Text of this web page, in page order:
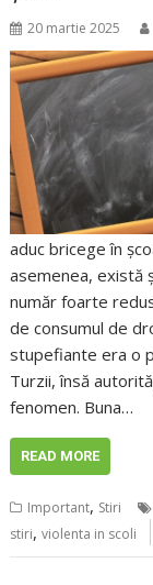
20 martie 2025
aduc bricege în
asemenea, există
număr foarte
de consumul de
stupefiante era o
Turzii, însă
fenomen. Buna…
READ MORE
Important, Stiri
stiri,violenta in scoli